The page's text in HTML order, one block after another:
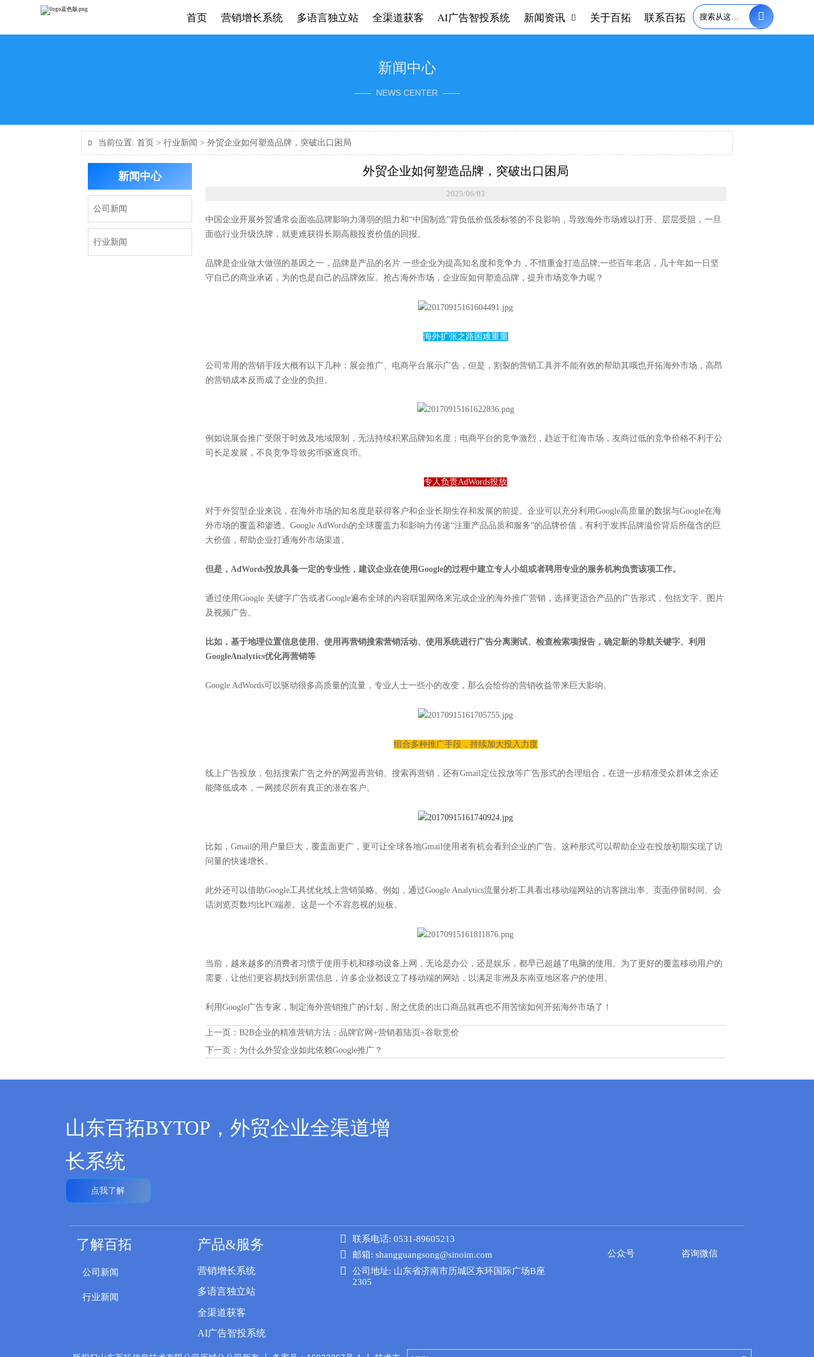
首页 营销增长系统 多语言独立站 全渠道获客 AI广告智投系统 新闻资讯  关于百拓 联系百拓 
新闻中心
—— NEWS CENTER ——
 当前位置:首页 >行业新闻 >外贸企业如何塑造品牌，突破出口困局
新闻中心
公司新闻
行业新闻
外贸企业如何塑造品牌，突破出口困局
2025/06/03
中国企业开展外贸通常会面临品牌影响力薄弱的阻力和“中国制造”背负低价低质标签的不良影响，导致海外市场难以打开、层层受阻，一旦
面临行业升级洗牌，就更难获得长期高额投资价值的回报。
品牌是企业做大做强的基因之一，品牌是产品的名片.一些企业为提高知名度和竞争力，不惜重金打造品牌;一些百年老店，几十年如一日坚
守自己的商业承诺，为的也是自己的品牌效应。抢占海外市场，企业应如何塑造品牌，提升市场竞争力呢？
海外扩张之路困难重重
公司常用的营销手段大概有以下几种：展会推广、电商平台展示广告，但是，割裂的营销工具并不能有效的帮助其哦也开拓海外市场，高昂
的营销成本反而成了企业的负担。
例如说展会推广受限于时效及地域限制，无法持续积累品牌知名度；电商平台的竞争激烈，趋近于红海市场，友商过低的竞争价格不利于公
司长足发展，不良竞争导致劣币驱逐良币。
专人负责AdWords投放
对于外贸型企业来说，在海外市场的知名度是获得客户和企业长期生存和发展的前提。企业可以充分利用Google高质量的数据与Google在海
外市场的覆盖和渗透。Google AdWords的全球覆盖力和影响力传递“注重产品品质和服务”的品牌价值，有利于发挥品牌溢价背后所蕴含的巨
大价值，帮助企业打通海外市场渠道。
但是，AdWords投放具备一定的专业性，建议企业在使用Google的过程中建立专人小组或者聘用专业的服务机构负责该项工作。
通过使用Google 关键字广告或者Google遍布全球的内容联盟网络来完成企业的海外推广营销，选择更适合产品的广告形式，包括文字、图片
及视频广告。
比如，基于地理位置信息使用、使用再营销搜索营销活动、使用系统进行广告分离测试、检查检索项报告，确定新的导航关键字、利用
GoogleAnalytics优化再营销等
Google AdWords可以驱动很多高质量的流量，专业人士一些小的改变，那么会给你的营销收益带来巨大影响。
组合多种推广手段，持续加大投入力度
线上广告投放，包括搜索广告之外的网盟再营销、搜索再营销，还有Gmail定位投放等广告形式的合理组合，在进一步精准受众群体之余还
能降低成本，一网揽尽所有真正的潜在客户。
比如，Gmail的用户量巨大，覆盖面更广，更可让全球各地Gmail使用者有机会看到企业的广告。这种形式可以帮助企业在投放初期实现了访
问量的快速增长。
此外还可以借助Google工具优化线上营销策略。例如，通过Google Analytics流量分析工具看出移动端网站的访客跳出率、页面停留时间、会
话浏览页数均比PC端差。这是一个不容忽视的短板。
当前，越来越多的消费者习惯于使用手机和移动设备上网，无论是办公，还是娱乐，都早已超越了电脑的使用。为了更好的覆盖移动用户的
需要，让他们更容易找到所需信息，许多企业都设立了移动端的网站，以满足非洲及东南亚地区客户的使用。
利用Google广告专家，制定海外营销推广的计划，附之优质的出口商品就再也不用苦恼如何开拓海外市场了！
上一页： B2B企业的精准营销方法：品牌官网+营销着陆页+谷歌竞价
下一页： 为什么外贸企业如此依赖Google推广？
山东百拓BYTOP，外贸企业全渠道增
长系统
点我了解
了解百拓
公司新闻
行业新闻
产品&服务
营销增长系统
多语言独立站
全渠道获客
AI广告智投系统
 联系电话: 0531-89605213
 邮箱: shangguangsong@sinoim.com

公司地址: 山东省济南市历城区东环国际广场B座
2305
公众号 咨询微信